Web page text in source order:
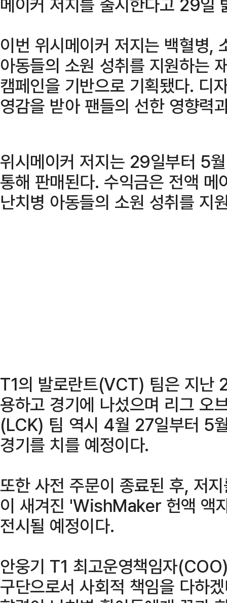
이번 위시메이커 저지는 백혈병,
아동들의 소원 성취를 지원하는
캠페인을 기반으로 기획됐다. 디
영감을 받아 팬들의 선한 영향력
위시메이커 저지는 29일부터 5
통해 판매된다. 수익금은 전액
난치병 아동들의 소원 성취를 지
T1의 발로란트(VCT) 팀은 지난
용하고 경기에 나섰으며 리그 오
(LCK) 팀 역시 4월 27일부터 5
경기를 치를 예정이다.
또한 사전 주문이 종료된 후, 저
이 새겨진 'WishMaker 헌액 액
전시될 예정이다.
안웅기 T1 최고운영책임자
구단으로서 사회적 책임을 다하